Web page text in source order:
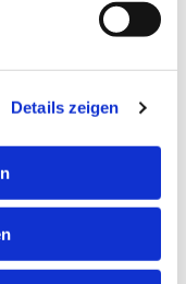
Details zeigen
auch